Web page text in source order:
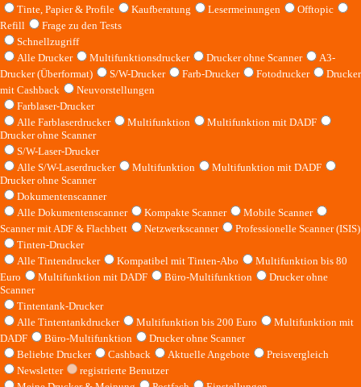
Tinte, Papier & Profile
Kaufberatung Lesermeinungen
Offtopic
Refill
Frage zu den Tests
Schnellzugriff
Alle Drucker
Multifunktionsdrucker Drucker ohne Scanner
A3-
Drucker (Überformat)
S/W-Drucker Farb-Drucker Fotodrucker
Drucker
mit Cashback
Neuvorstellungen
Farblaser-Drucker
Alle Farblaserdrucker
Multifunktion
Multifunktion mit DADF
Drucker ohne Scanner
S/W-Laser-Drucker
Alle S/W-Laserdrucker
Multifunktion
Multifunktion mit DADF
Drucker ohne Scanner
Dokumentenscanner
Alle Dokumentenscanner
Kompakte Scanner
Mobile Scanner
Scanner mit ADF & Flachbett
Netzwerkscanner
Professionelle Scanner (ISIS)
Tinten-Drucker
Alle Tintendrucker
Kompatibel mit Tinten-Abo
Multifunktion bis 80
Euro
Multifunktion mit DADF Büro-Multifunktion
Drucker ohne
Scanner
Tintentank-Drucker
Alle Tintentankdrucker
Multifunktion bis 200 Euro
Multifunktion mit
DADF
Büro-Multifunktion
Drucker ohne Scanner
Beliebte Drucker
Cashback Aktuelle Angebote
Preisvergleich
Newsletter
registrierte Benutzer